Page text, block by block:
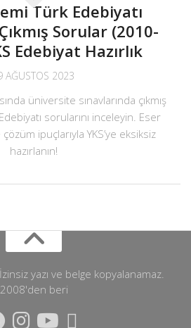
Türk Edebiyatı
Sorular (2010-
Edebiyat Hazırlık
AĞUSTOS 2023
üniversite sınavlarında çıkmış
sorularını inceleyin. Eser
ipuçlarıyla YKS’ye eksiksiz
hazırlanın!
yazı ve belge kopyalanamaz.
2008'den beri